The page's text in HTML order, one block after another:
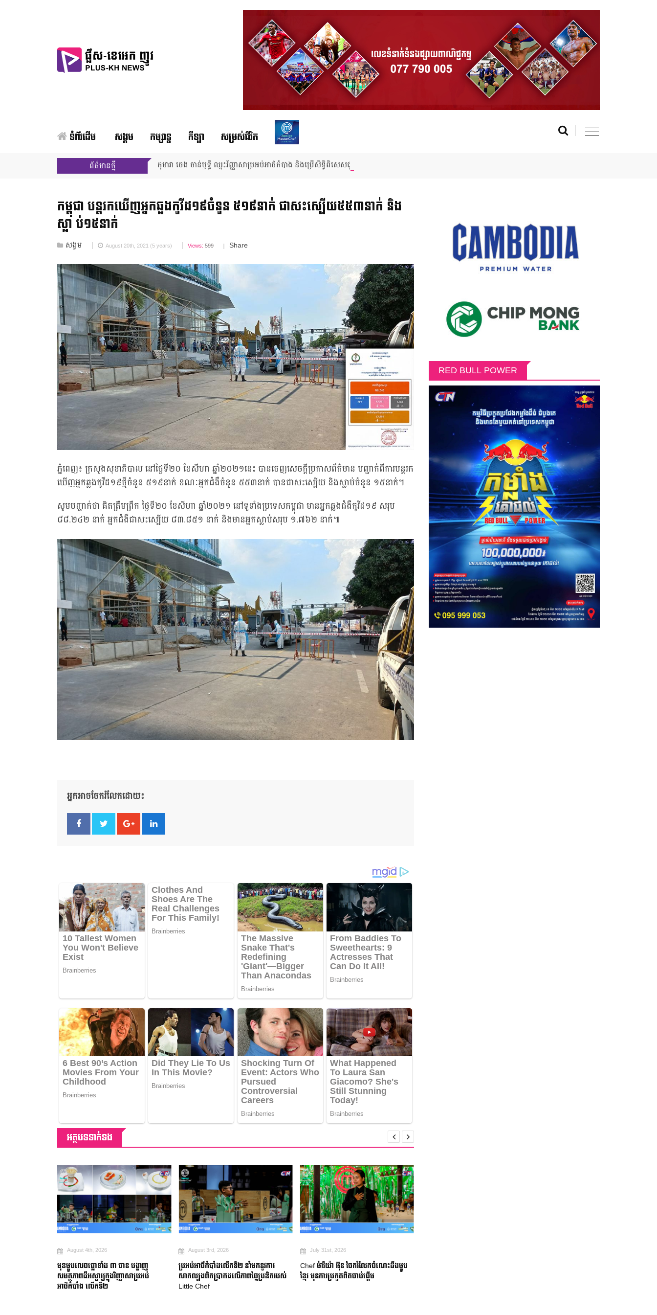
ទំព័រដើម សង្គម កម្សាន្ត កីឡា សម្រស់ជីវិត
ព័ត៌មានថ្មី កុមារា ចេង ចាន់ឫទ្ធី ឈ្នះវិញ្ញាសាប្រអប់អាថ៌កំបាង និងប្រើសិទ្ធិពិសេសជួយសង្គ្រោះមិត្តភក្តិពីការជម្រុះ
កម្ពុជា បន្តរកឃើញ​អ្នកឆ្លង​កូវីដ១៩​ចំនួន ៥១៩នាក់ ជាសះស្បើយ​៥៥៣នាក់ និង
ស្លា ប់១៥នាក់
សង្គម August 20th, 2021 (5 years) Views: 599 Share
ភ្នំពេញ៖ ក្រសួងសុខាភិបាល នៅថ្ងៃទី២០ ខែសីហា ឆ្នាំ២០២១នេះ បានចេញសេចក្តីប្រកាសព័ត៌មាន បញ្ជាក់ពីការបន្តរក
ឃើញអ្នកឆ្លងកូវីដ១៩ថ្មីចំនួន ៥១៩នាក់ ខណៈអ្នកជំងឺចំនួន ៥៥៣នាក់ បានជាសះស្បើយ និងស្លាប់ចំនួន ១៥នាក់។
សូមបញ្ជាក់ថា គិតត្រឹមព្រឹក ថ្ងៃទី២០ ខែសីហា ឆ្នាំ២០២១ នៅទូទាំងប្រទេសកម្ពុជា មានអ្នកឆ្លងជំងឺកូវីដ១៩ សរុប
៨៨.២៤២ នាក់ អ្នកជំងឺជាសះស្បើយ ៨៣.៨៥១ នាក់ និងមានអ្នកស្លាប់សរុប ១.៧៦២ នាក់៕
អ្នកអាចចែករំលែកដោយ៖
អត្ថបទទាក់ទង
August 4th, 2026
មុខម្ហូបលេចធ្លោទាំង ៣ ចាន បង្ហាញ
សមត្ថភាពដ៏អស្ចារ្យក្នុងវិញ្ញាសាប្រអប់
អាថ៌កំបាំង លើកទី២
August 3rd, 2026
ប្រអប់អាថ៌កំបាំងលើកទី២ នាំមកនូវការ
សាកល្បងពិតប្រាកដលើភាពច្នៃប្រឌិតរបស់
Little Chef
July 31st, 2026
Chef ម៉ារីយ៉ា អ៊ុន ចែករំលែកចំណេះដឹងម្ហូប
ខ្មែរ មុនការប្រកួតពិតចាប់ផ្តើម
RED BULL POWER